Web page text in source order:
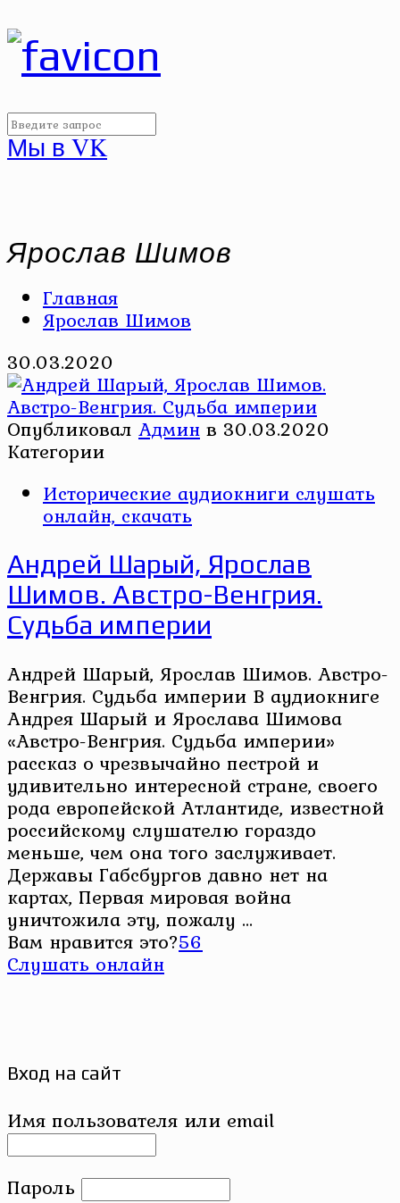
Мы в VK
Ярослав Шимов
Главная
Ярослав Шимов
30.03.2020
Опубликовал Админ в 30.03.2020
Категории
Исторические аудиокниги слушать
онлайн, скачать
Андрей Шарый, Ярослав
Шимов. Австро-Венгрия.
Судьба империи
Андрей Шарый, Ярослав Шимов. Австро-
Венгрия. Судьба империи В аудиокниге
Андрея Шарый и Ярослава Шимова
«Австро-Венгрия. Судьба империи»
рассказ о чрезвычайно пестрой и
удивительно интересной стране, своего
рода европейской Атлантиде, известной
российскому слушателю гораздо
меньше, чем она того заслуживает.
Державы Габсбургов давно нет на
картах, Первая мировая война
уничтожила эту, пожалу ...
Вам нравится это?56
Слушать онлайн
Вход на сайт
Имя пользователя или email
Пароль